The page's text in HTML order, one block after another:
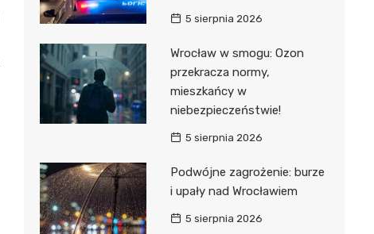
5 sierpnia 2026
Wrocław w smogu: Ozon
przekracza normy,
mieszkańcy w
niebezpieczeństwie!
5 sierpnia 2026
Podwójne zagrożenie: burze
i upały nad Wrocławiem
5 sierpnia 2026